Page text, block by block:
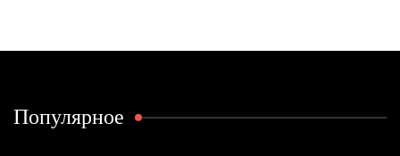
Популярное